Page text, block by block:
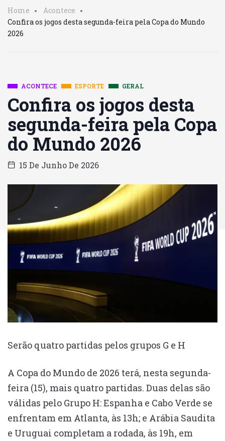
Home
Acontece
Confira os jogos desta segunda-feira pela Copa do Mundo
2026
ACONTECE ESPORTE GERAL
Confira os jogos desta
segunda-feira pela Copa
do Mundo 2026
15 De Junho De 2026
Serão quatro partidas pelos grupos G e H
A Copa do Mundo de 2026 terá, nesta segunda-
feira (15), mais quatro partidas. Duas delas são
válidas pelo Grupo H: Espanha e Cabo Verde se
enfrentam em Atlanta, às 13h; e Arábia Saudita
e Uruguai completam a rodada, às 19h, em